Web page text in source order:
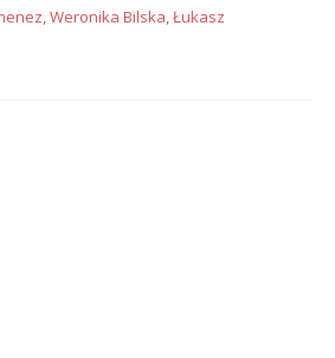
,Weronika Bilska,Łukasz